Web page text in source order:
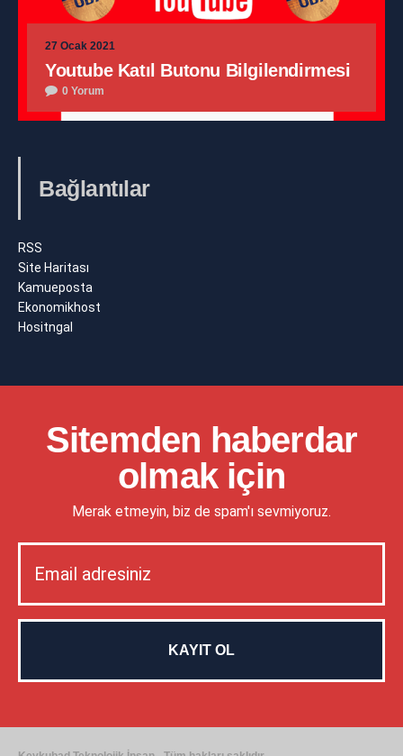
27 Ocak 2021
Youtube Katıl Butonu Bilgilendirmesi
0 Yorum
Bağlantılar
RSS
Site Haritası
Kamueposta
Ekonomikhost
Hositngal
Sitemden haberdar
olmak için
Merak etmeyin, biz de spam'ı sevmiyoruz.